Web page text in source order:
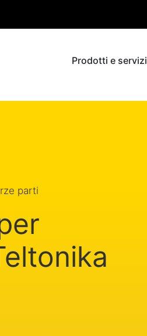
Prodotti e servizi
parti